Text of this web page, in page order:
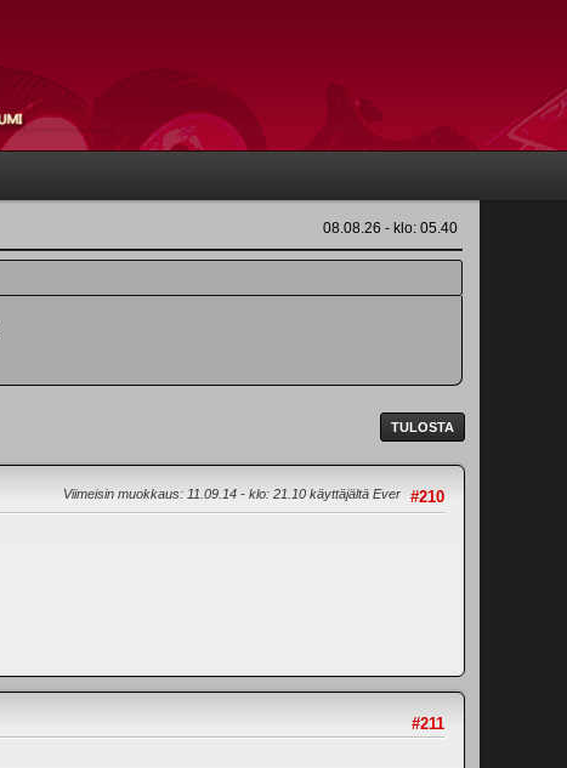
08.08.26 - klo: 05.40
TULOSTA
#210
Viimeisin muokkaus: 11.09.14 - klo: 21.10 käyttäjältä Ever
#211